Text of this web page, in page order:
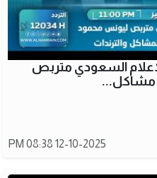
السعودي متربص
مشاكل...
12-10-2025 08:38 PM